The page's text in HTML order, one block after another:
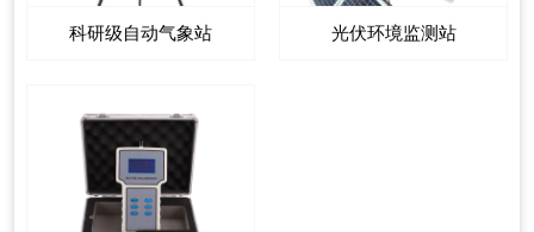
科研级自动气象站 光伏环境监测站